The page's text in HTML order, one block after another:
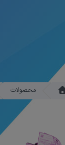
محصولات